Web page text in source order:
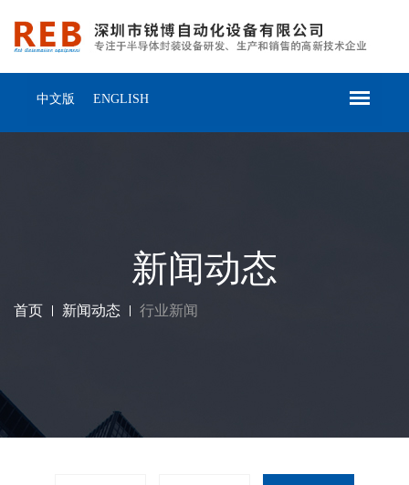
中文版 ENGLISH
新闻动态
首页 新闻动态 行业新闻